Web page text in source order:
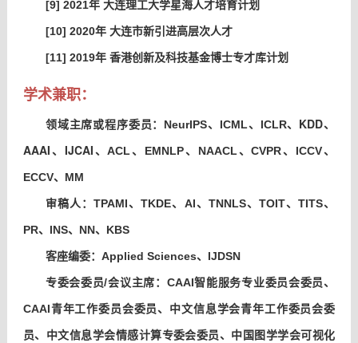
[9] 2021年 大连理工大学星海人才培育计划
[10] 2020年 大连市新引进高层次人才
[11] 2019年 香港创新及科技基金博士专才库计划
学术兼职：
领域主席或程序委员：NeurIPS、ICML、ICLR、 KDD、
AAAI、IJCAI、ACL、EMNLP、NAACL、CVPR、ICCV、
ECCV、MM
审稿人：TPAMI、TKDE、AI、TNNLS、TOIT、TITS、
PR、INS、 NN、 KBS
客座编委： Applied Sciences、 IJDSN
专委会委员/会议主席：CAAI智能服务专业委员会委员、
CAAI青年工作委员会委员、中文信息学会青年工作委员会委
员、中文信息学会情感计算专委会委员、中国图学学会可视化